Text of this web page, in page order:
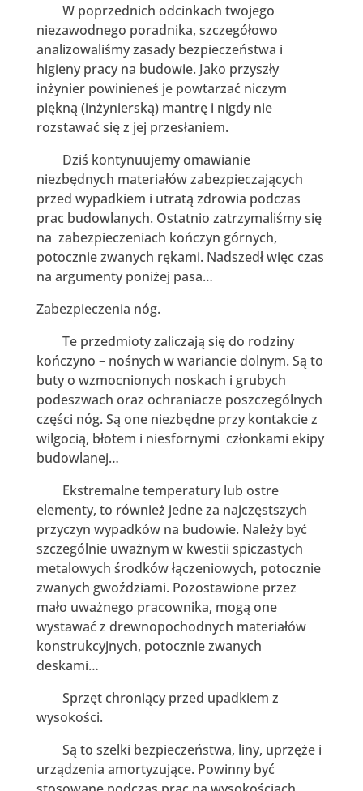
W poprzednich odcinkach twojego
niezawodnego poradnika, szczegółowo
analizowaliśmy zasady bezpieczeństwa i
higieny pracy na budowie. Jako przyszły
inżynier powinieneś je powtarzać niczym
piękną (inżynierską) mantrę i nigdy nie
rozstawać się z jej przesłaniem.
Dziś kontynuujemy omawianie
niezbędnych materiałów zabezpieczających
przed wypadkiem i utratą zdrowia podczas
prac budowlanych. Ostatnio zatrzymaliśmy się
na zabezpieczeniach kończyn górnych,
potocznie zwanych rękami. Nadszedł więc czas
na argumenty poniżej pasa…
Zabezpieczenia nóg.
Te przedmioty zaliczają się do rodziny
kończyno – nośnych w wariancie dolnym. Są to
buty o wzmocnionych noskach i grubych
podeszwach oraz ochraniacze poszczególnych
części nóg. Są one niezbędne przy kontakcie z
wilgocią, błotem i niesfornymi członkami ekipy
budowlanej…
Ekstremalne temperatury lub ostre
elementy, to również jedne za najczęstszych
przyczyn wypadków na budowie. Należy być
szczególnie uważnym w kwestii spiczastych
metalowych środków łączeniowych, potocznie
zwanych gwoździami. Pozostawione przez
mało uważnego pracownika, mogą one
wystawać z drewnopochodnych materiałów
konstrukcyjnych, potocznie zwanych
deskami…
Sprzęt chroniący przed upadkiem z
wysokości.
Są to szelki bezpieczeństwa, liny, uprzęże i
urządzenia amortyzujące. Powinny być